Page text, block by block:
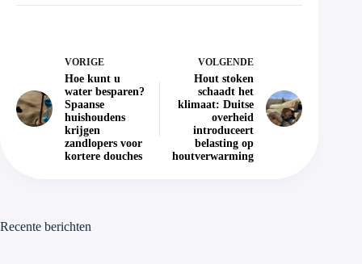
VORIGE
Hoe kunt u
water besparen?
Spaanse
huishoudens
krijgen
zandlopers voor
kortere douches
VOLGENDE
Hout stoken
schaadt het
klimaat: Duitse
overheid
introduceert
belasting op
houtverwarming
Recente berichten